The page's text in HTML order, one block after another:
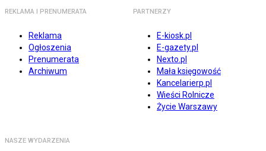
REKLAMA I PRENUMERATA
Reklama
Ogłoszenia
Prenumerata
Archiwum
PARTNERZY
E-kiosk.pl
E-gazety.pl
Nexto.pl
Mała księgowość
Kancelarierp.pl
Wieści Rolnicze
Życie Warszawy
NASZE WYDARZENIA